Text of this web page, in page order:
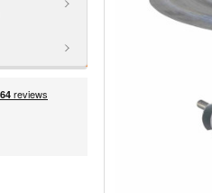
TOE AAN